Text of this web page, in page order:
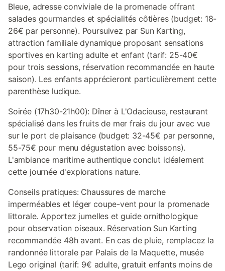
Bleue, adresse conviviale de la promenade offrant
salades gourmandes et spécialités côtières (budget: 18-
26€ par personne). Poursuivez par Sun Karting,
attraction familiale dynamique proposant sensations
sportives en karting adulte et enfant (tarif: 25-40€
pour trois sessions, réservation recommandée en haute
saison). Les enfants apprécieront particulièrement cette
parenthèse ludique.
Soirée (17h30-21h00): Dîner à L'Odacieuse, restaurant
spécialisé dans les fruits de mer frais du jour avec vue
sur le port de plaisance (budget: 32-45€ par personne,
55-75€ pour menu dégustation avec boissons).
L'ambiance maritime authentique conclut idéalement
cette journée d'explorations nature.
Conseils pratiques: Chaussures de marche
imperméables et léger coupe-vent pour la promenade
littorale. Apportez jumelles et guide ornithologique
pour observation oiseaux. Réservation Sun Karting
recommandée 48h avant. En cas de pluie, remplacez la
randonnée littorale par Palais de la Maquette, musée
Lego original (tarif: 9€ adulte, gratuit enfants moins de